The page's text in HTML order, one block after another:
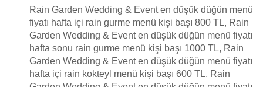
Rain Garden Wedding & Event en düşük düğün menü
fiyatı hafta içi rain gurme menü kişi başı 800 TL, Rain
Garden Wedding & Event en düşük düğün menü fiyatı
hafta sonu rain gurme menü kişi başı 1000 TL, Rain
Garden Wedding & Event en düşük düğün menü fiyatı
hafta içi rain kokteyl menü kişi başı 600 TL, Rain